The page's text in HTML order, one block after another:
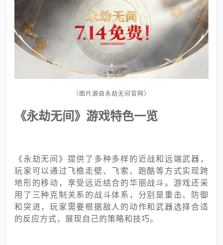
（图片源自永劫无间官网）
《永劫无间》游戏特色一览
《永劫无间》提供了多种多样的近战和远端武器，
玩家可以通过飞檐走壁、飞索、跑酷等方式实现跨
地形的移动，享受远近结合的华丽战斗。游戏还采
用了三种克制关系的战斗体系，分别是重击、防御
和突进，玩家需要根据敌人的动作和武器选择合适
的反应方式，展现自己的策略和技巧。